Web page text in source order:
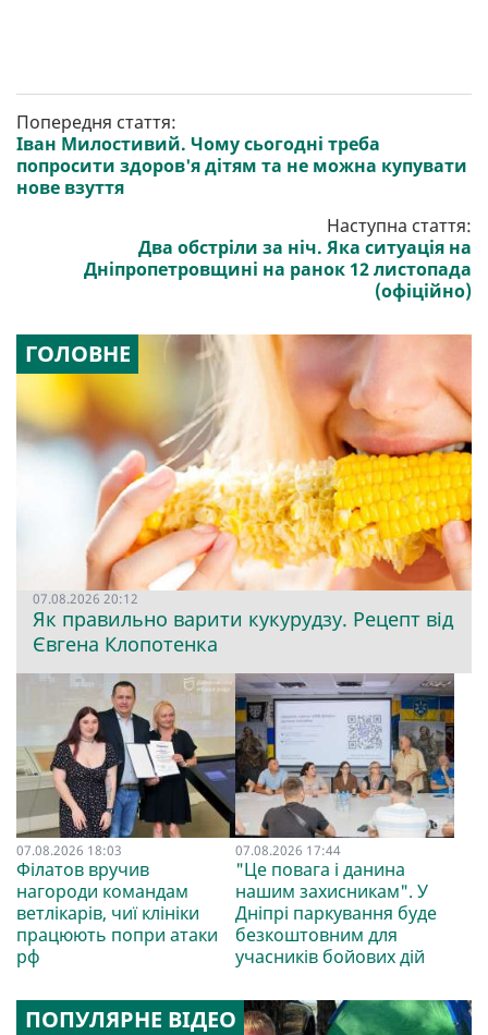
Попередня стаття:
Іван Милостивий. Чому сьогодні треба
попросити здоров'я дітям та не можна купувати
нове взуття
Наступна стаття:
Два обстріли за ніч. Яка ситуація на
Дніпропетровщині на ранок 12 листопада
(офіційно)
ГОЛОВНЕ
07.08.2026 20:12
Як правильно варити кукурудзу. Рецепт від
Євгена Клопотенка
07.08.2026 18:03
Філатов вручив
нагороди командам
ветлікарів, чиї клініки
працюють попри атаки
рф
07.08.2026 17:44
"Це повага і данина
нашим захисникам". У
Дніпрі паркування буде
безкоштовним для
учасників бойових дій
ПОПУЛЯРНЕ ВІДЕО